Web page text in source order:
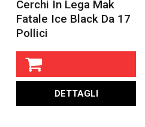
Cerchi In Lega Mak
Fatale Ice Black Da 17
Pollici
DETTAGLI